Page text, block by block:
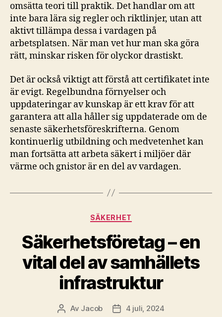
omsätta teori till praktik. Det handlar om att
inte bara lära sig regler och riktlinjer, utan att
aktivt tillämpa dessa i vardagen på
arbetsplatsen. När man vet hur man ska göra
rätt, minskar risken för olyckor drastiskt.
Det är också viktigt att förstå att certifikatet inte
är evigt. Regelbundna förnyelser och
uppdateringar av kunskap är ett krav för att
garantera att alla håller sig uppdaterade om de
senaste säkerhetsföreskrifterna. Genom
kontinuerlig utbildning och medvetenhet kan
man fortsätta att arbeta säkert i miljöer där
värme och gnistor är en del av vardagen.
Kategorier
SÄKERHET
Säkerhetsföretag – en
vital del av samhällets
infrastruktur
Inläggsförfattare
Av Jacob Inläggsdatum
4 juli, 2024